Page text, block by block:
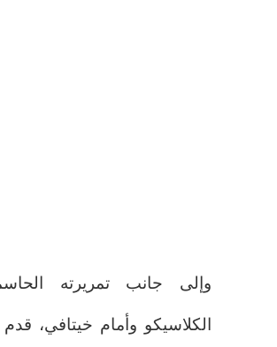
وإلى جانب تمريرته
الكلاسيكو وأمام خيتافي،